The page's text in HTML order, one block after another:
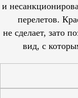
и
перелетов.
не сделает, зато
вид, с